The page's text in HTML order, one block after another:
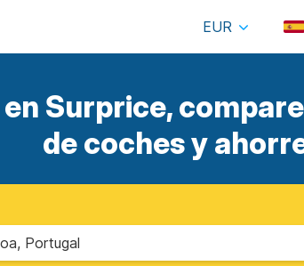
EUR
Surprice,
de coches y
Portugal